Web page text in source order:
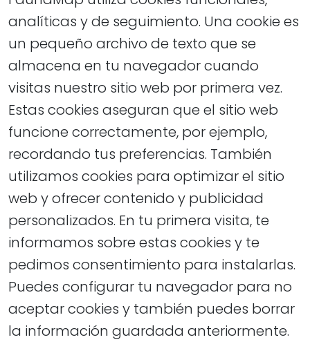
analíticas y de seguimiento. Una cookie es
un pequeño archivo de texto que se
almacena en tu navegador cuando
visitas nuestro sitio web por primera vez.
Estas cookies aseguran que el sitio web
funcione correctamente, por ejemplo,
recordando tus preferencias. También
utilizamos cookies para optimizar el sitio
web y ofrecer contenido y publicidad
personalizados. En tu primera visita, te
informamos sobre estas cookies y te
pedimos consentimiento para instalarlas.
Puedes configurar tu navegador para no
aceptar cookies y también puedes borrar
la información guardada anteriormente.